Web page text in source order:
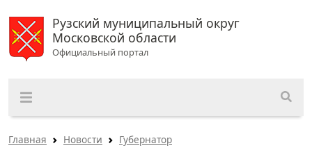
Рузский муниципальный округ
Московской области
Официальный портал
Главная Новости Губернатор